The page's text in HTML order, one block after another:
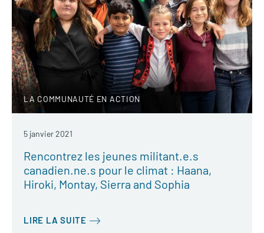
LA COMMUNAUTÉ EN ACTION
5 janvier 2021
Rencontrez les jeunes militant.e.s
canadien.ne.s pour le climat : Haana,
Hiroki, Montay, Sierra and Sophia
LIRE LA SUITE